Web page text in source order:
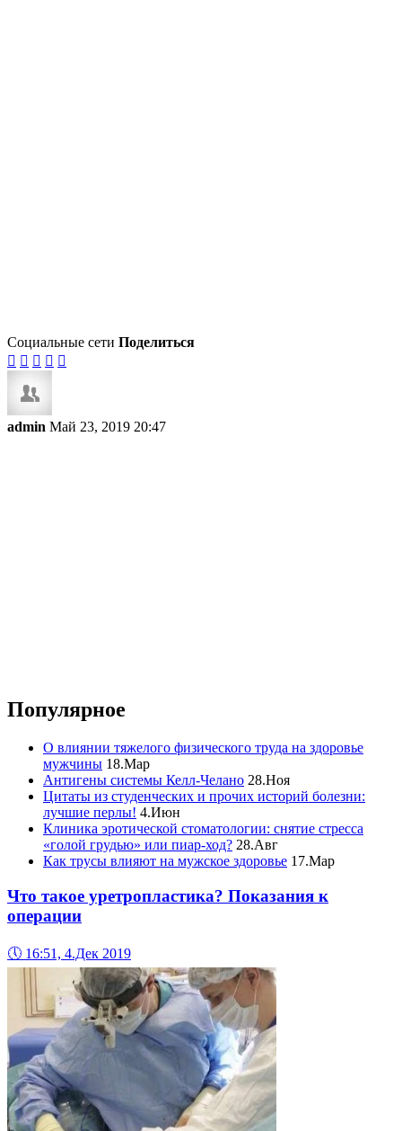
Социальные сети Поделиться
    
admin Май 23, 2019 20:47
Популярное
О влиянии тяжелого физического труда на здоровье
мужчины 18.Мар
Антигены системы Келл-Челано 28.Ноя
Цитаты из студенческих и прочих историй болезни:
лучшие перлы! 4.Июн
Клиника эротической стоматологии: снятие стресса
«голой грудью» или пиар-ход? 28.Авг
Как трусы влияют на мужское здоровье 17.Мар
Что такое уретропластика? Показания к
операции
🕔 16:51, 4.Дек 2019